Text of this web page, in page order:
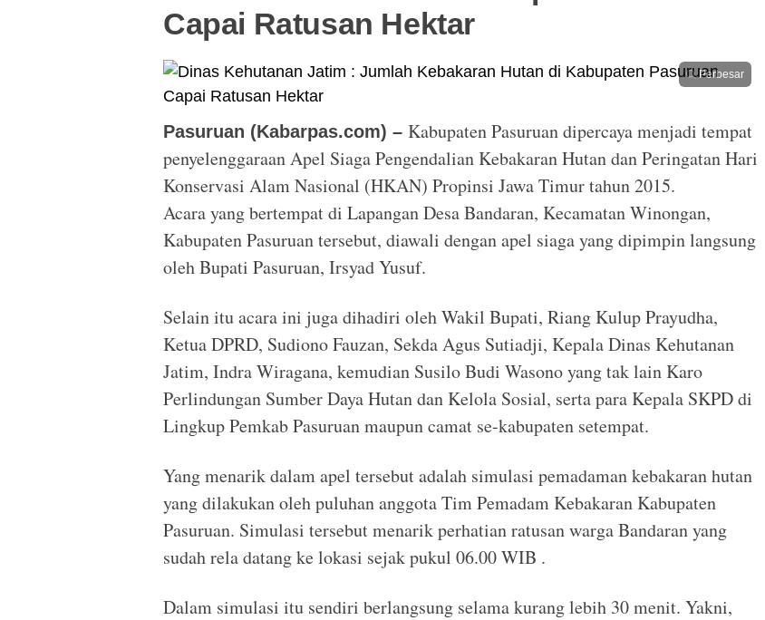
Capai Ratusan Hektar
Perbesar
Pasuruan (Kabarpas.com) – Kabupaten Pasuruan dipercaya menjadi tempat
penyelenggaraan Apel Siaga Pengendalian Kebakaran Hutan dan Peringatan Hari
Konservasi Alam Nasional (HKAN) Propinsi Jawa Timur tahun 2015.
Acara yang bertempat di Lapangan Desa Bandaran, Kecamatan Winongan,
Kabupaten Pasuruan tersebut, diawali dengan apel siaga yang dipimpin langsung
oleh Bupati Pasuruan, Irsyad Yusuf.
Selain itu acara ini juga dihadiri oleh Wakil Bupati, Riang Kulup Prayudha,
Ketua DPRD, Sudiono Fauzan, Sekda Agus Sutiadji, Kepala Dinas Kehutanan
Jatim, Indra Wiragana, kemudian Susilo Budi Wasono yang tak lain Karo
Perlindungan Sumber Daya Hutan dan Kelola Sosial, serta para Kepala SKPD di
Lingkup Pemkab Pasuruan maupun camat se-kabupaten setempat.
Yang menarik dalam apel tersebut adalah simulasi pemadaman kebakaran hutan
yang dilakukan oleh puluhan anggota Tim Pemadam Kebakaran Kabupaten
Pasuruan. Simulasi tersebut menarik perhatian ratusan warga Bandaran yang
sudah rela datang ke lokasi sejak pukul 06.00 WIB .
Dalam simulasi itu sendiri berlangsung selama kurang lebih 30 menit. Yakni,